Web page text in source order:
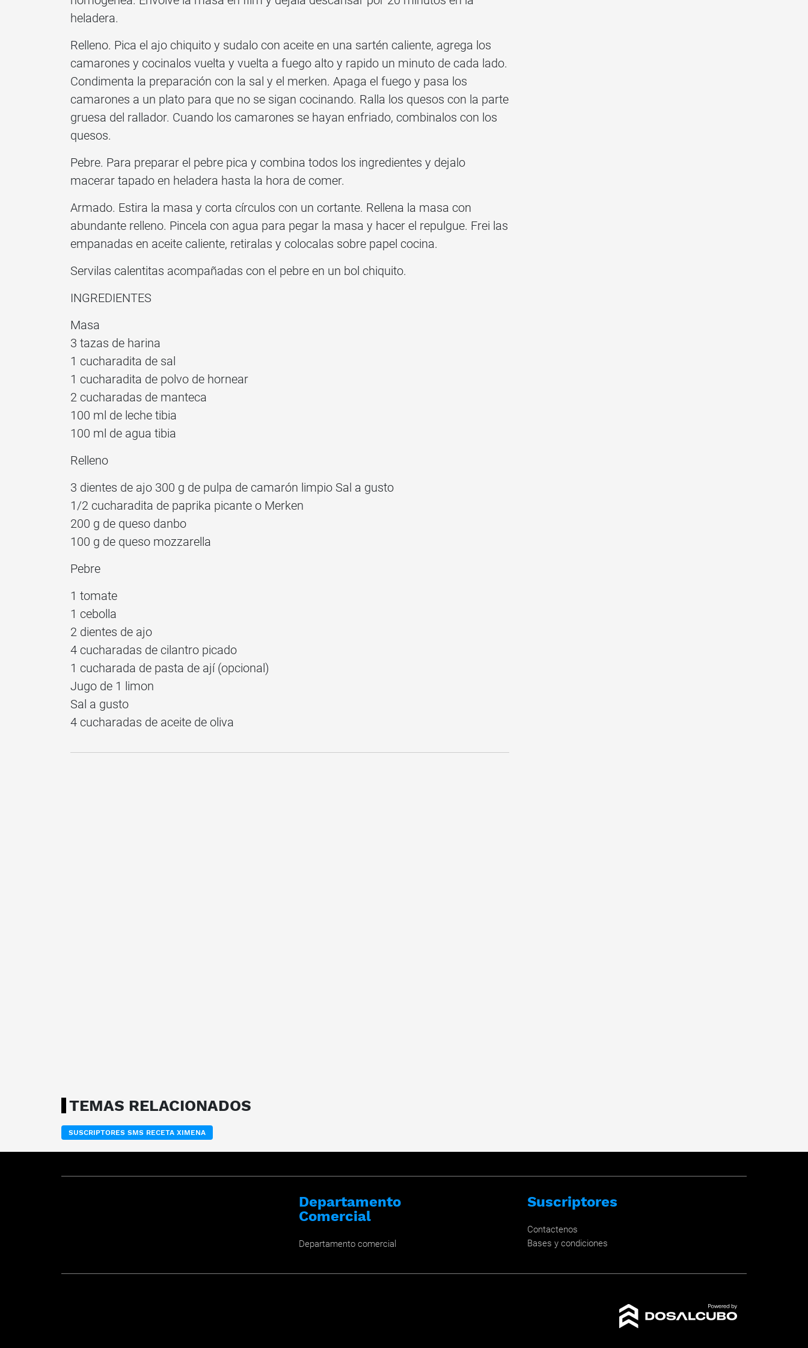
heladera.
Relleno. Pica el ajo chiquito y sudalo con aceite en una sartén caliente, agrega los
camarones y cocinalos vuelta y vuelta a fuego alto y rapido un minuto de cada lado.
Condimenta la preparación con la sal y el merken. Apaga el fuego y pasa los
camarones a un plato para que no se sigan cocinando. Ralla los quesos con la parte
gruesa del rallador. Cuando los camarones se hayan enfriado, combinalos con los
quesos.
Pebre. Para preparar el pebre pica y combina todos los ingredientes y dejalo
macerar tapado en heladera hasta la hora de comer.
Armado. Estira la masa y corta círculos con un cortante. Rellena la masa con
abundante relleno. Pincela con agua para pegar la masa y hacer el repulgue. Frei las
empanadas en aceite caliente, retiralas y colocalas sobre papel cocina.
Servilas calentitas acompañadas con el pebre en un bol chiquito.
INGREDIENTES
Masa
3 tazas de harina
1 cucharadita de sal
1 cucharadita de polvo de hornear
2 cucharadas de manteca
100 ml de leche tibia
100 ml de agua tibia
Relleno
3 dientes de ajo 300 g de pulpa de camarón limpio Sal a gusto
1/2 cucharadita de paprika picante o Merken
200 g de queso danbo
100 g de queso mozzarella
Pebre
1 tomate
1 cebolla
2 dientes de ajo
4 cucharadas de cilantro picado
1 cucharada de pasta de ají (opcional)
Jugo de 1 limon
Sal a gusto
4 cucharadas de aceite de oliva
TEMAS RELACIONADOS
SUSCRIPTORES SMS RECETA XIMENA
Departamento
Comercial
Departamento comercial
Suscriptores
Contactenos
Bases y condiciones